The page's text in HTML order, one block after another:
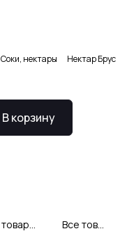
Соки, нектары Нектар
В корзину
Все товары ЗАО БакуКонсерв Все товары категории